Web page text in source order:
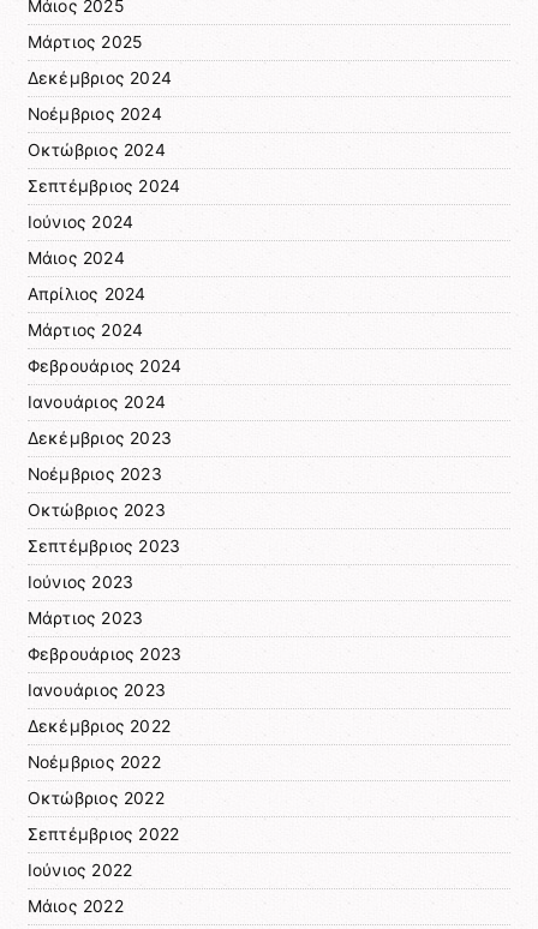
Μάιος 2025
Μάρτιος 2025
Δεκέμβριος 2024
Νοέμβριος 2024
Οκτώβριος 2024
Σεπτέμβριος 2024
Ιούνιος 2024
Μάιος 2024
Απρίλιος 2024
Μάρτιος 2024
Φεβρουάριος 2024
Ιανουάριος 2024
Δεκέμβριος 2023
Νοέμβριος 2023
Οκτώβριος 2023
Σεπτέμβριος 2023
Ιούνιος 2023
Μάρτιος 2023
Φεβρουάριος 2023
Ιανουάριος 2023
Δεκέμβριος 2022
Νοέμβριος 2022
Οκτώβριος 2022
Σεπτέμβριος 2022
Ιούνιος 2022
Μάιος 2022